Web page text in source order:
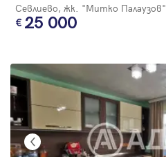
Севлиево, жк. "Митко Палаузов"
25 000